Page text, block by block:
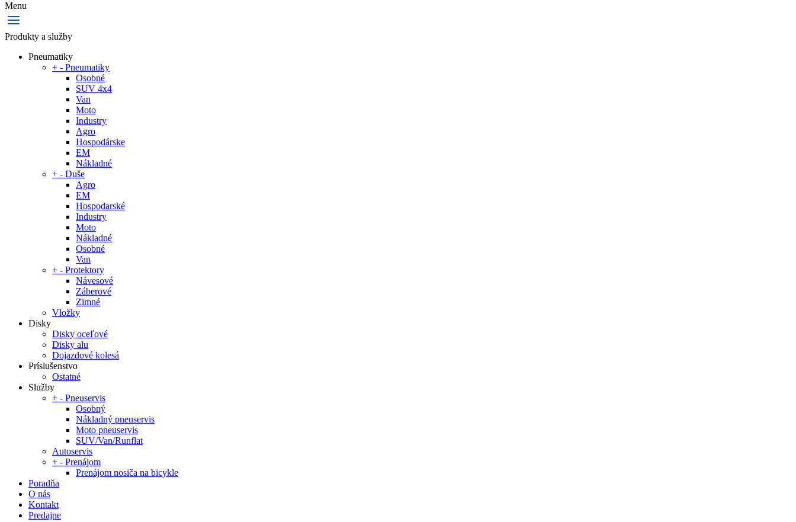
Menu
Produkty a služby
Pneumatiky
+ - Pneumatiky
Osobné
SUV 4x4
Van
Moto
Industry
Agro
Hospodárske
EM
Nákladné
+ - Duše
Agro
EM
Hospodarské
Industry
Moto
Nákladné
Osobné
Van
+ - Protektory
Návesové
Záberové
Zimné
Vložky
Disky
Disky oceľové
Disky alu
Dojazdové kolesá
Príslušenstvo
Ostatné
Služby
+ - Pneuservis
Osobný
Nákladný pneuservis
Moto pneuservis
SUV/Van/Runflat
Autoservis
+ - Prenájom
Prenájom nosiča na bicykle
Poradňa
O nás
Kontakt
Predajne